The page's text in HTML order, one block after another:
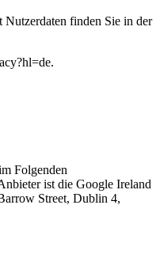
finden Sie in der
Folgenden
ist die Google Ireland
Street, Dublin 4,